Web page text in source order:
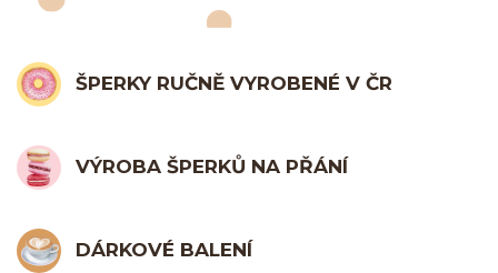
ŠPERKY RUČNĚ VYROBENÉ V ČR
VÝROBA ŠPERKŮ NA PŘÁNÍ
DÁRKOVÉ BALENÍ